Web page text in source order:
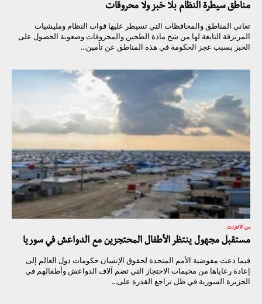
مناطق سيطرة النظام بلا خبز ولا محروقات
تعاني المناطق والمحافظات التي تسيطر عليها قوات النظام ومليشيات
المرتزقة التابعة لها من شح مادة الطحين والمحروقات وصعوبة الحصول على
الخبز بسبب عجز الحكومة في هذه المناطق عن تأمين...
من الانترنت
مستقبل مجهول ينتظر الأطفال المحتجزين مع الدواعش في سوريا
فيما دعت مفوضية الأمم المتحدة لحقوق الإنسان حكومات دول العالم إلى
إعادة رعاياها من مخيمات الاحتجاز التي تضم آلاف الدواعش وأطفالهم في
الجزيرة السورية في ظل تراجع القدرة على...